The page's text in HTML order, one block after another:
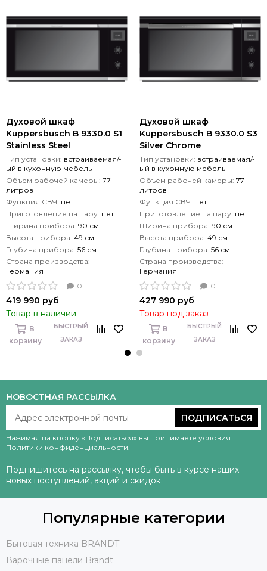
Духовой шкаф
Kuppersbusch B 9330.0 S1
Stainless Steel
Тип установки: встраиваемая/-
ый в кухонную мебель
Объем рабочей камеры: 77
литров
Функция СВЧ: нет
Приготовление на пару: нет
Ширина прибора: 90 см
Высота прибора: 49 см
Глубина прибора: 56 см
Страна производства:
Германия
0
419 990 руб
Товар в наличии
В
корзину
БЫСТРЫЙ
ЗАКАЗ
Духовой шкаф
Kuppersbusch B 9330.0 S3
Silver Chrome
Тип установки: встраиваемая/-
ый в кухонную мебель
Объем рабочей камеры: 77
литров
Функция СВЧ: нет
Приготовление на пару: нет
Ширина прибора: 90 см
Высота прибора: 49 см
Глубина прибора: 56 см
Страна производства:
Германия
0
427 990 руб
Товар под заказ
В
корзину
БЫСТРЫЙ
ЗАКАЗ
НОВОСТНАЯ РАССЫЛКА
ПОДПИСАТЬСЯ
Нажимая на кнопку «Подписаться» вы принимаете условия
Политики конфиденциальности.
Подпишитесь на рассылку, чтобы быть в курсе наших
новых поступлений, акций и скидок.
Популярные категории
Бытовая техника BRANDT
Варочные панели Brandt